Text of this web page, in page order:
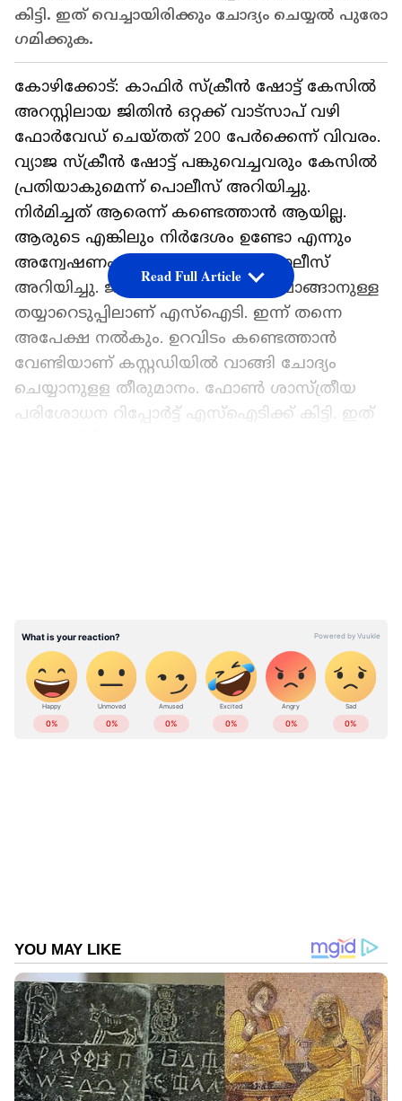
കിട്ടി. ഇത് വെച്ചായിരിക്കും ചോദ്യം ചെയ്യൽ പുരോ​
ഗമിക്കുക.
കോഴിക്കോട്: കാഫിർ സ്ക്രീൻ ഷോട്ട് കേസിൽ
അറസ്റ്റിലായ ജിതിൻ ഒറ്റക്ക് വാട്സാപ് വഴി
ഫോർവേഡ് ചെയ്തത് 200 പേർക്കെന്ന് വിവരം.
വ്യാജ സ്ക്രീൻ ഷോട്ട് പങ്കുവെച്ചവരും കേസിൽ
പ്രതിയാകുമെന്ന് പൊലീസ് അറിയിച്ചു.
നിർമിച്ചത് ആരെന്ന് കണ്ടെത്താൻ ആയില്ല.
ആരുടെ എങ്കിലും നിർദേശം ഉണ്ടോ എന്നും
അന്വേഷണം നടത്തുന്നതായും പൊലീസ്
അറിയിച്ചു. ജിതിനെ കസ്റ്റഡിയിൽ വാങ്ങാനുള്ള
തയ്യാറെടുപ്പിലാണ് എസ്ഐടി. ഇന്ന് തന്നെ
അപേക്ഷ നൽകും. ഉറവിടം കണ്ടെത്താൻ
വേണ്ടിയാണ് കസ്റ്റഡിയിൽ വാങ്ങി ചോദ്യം
ചെയ്യാനുളള തീരുമാനം. ഫോൺ ശാസ്ത്രീയ
പരിശോധന റിപ്പോർട്ട് എസ്ഐടിക്ക് കിട്ടി. ഇത്
നിരത്തി ചോദ്യം ചെയ്യാൻ നീക്കം
Read Full Article
ABOUT THE AUTHOR